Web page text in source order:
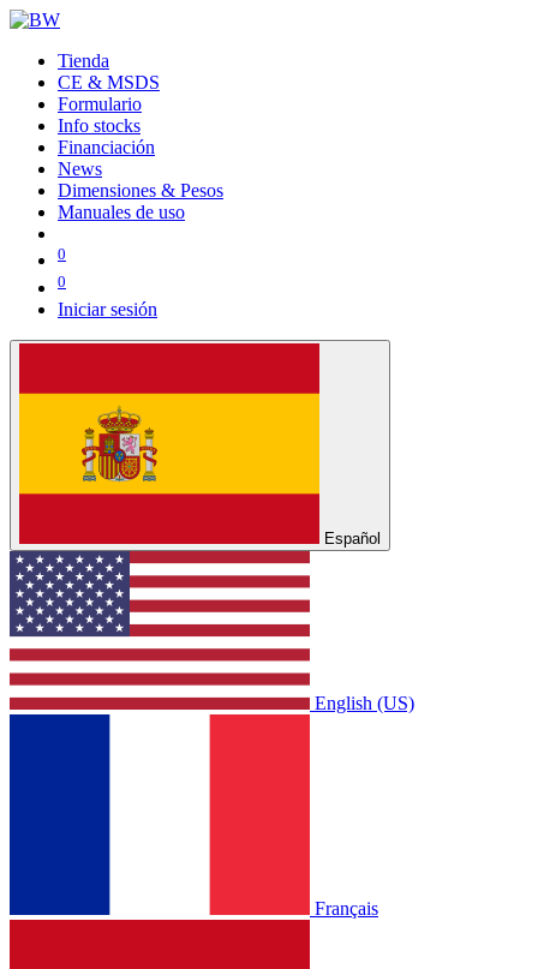
Tienda
CE & MSDS
Formulario
Info stocks
Financiación
News
Dimensiones & Pesos
Manuales de uso
0
0
Iniciar sesión
Español
English (US)
Français